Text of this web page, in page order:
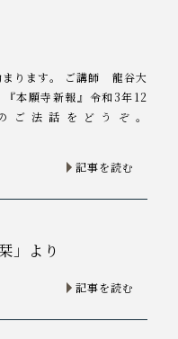
ります。 ご講師 龍谷大
本願寺新報』令和3年12
ご法話をどうぞ。
記事を読む
」より
記事を読む